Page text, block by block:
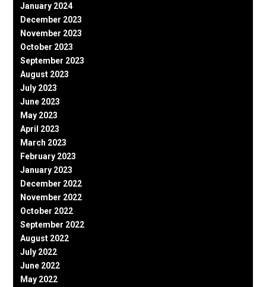
January 2024
December 2023
November 2023
October 2023
September 2023
August 2023
July 2023
June 2023
May 2023
April 2023
March 2023
February 2023
January 2023
December 2022
November 2022
October 2022
September 2022
August 2022
July 2022
June 2022
May 2022